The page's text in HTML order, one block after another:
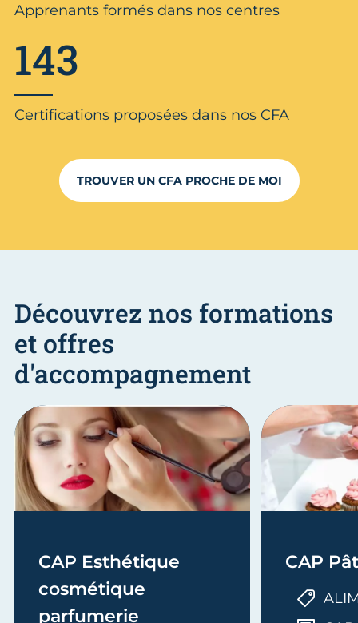
Apprenants formés dans nos centres
143
Certifications proposées dans nos CFA
TROUVER UN CFA PROCHE DE MOI
Découvrez nos formations
et offres
d'accompagnement
CAP Esthétique
cosmétique
parfumerie
CAP